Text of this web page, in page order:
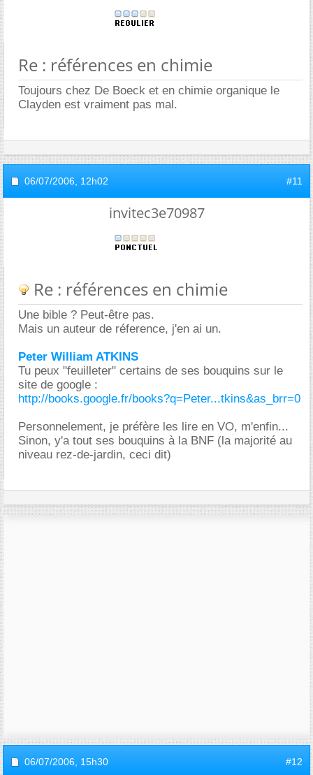
Re : références en chimie
Toujours chez De Boeck et en chimie organique le
Clayden est vraiment pas mal.
06/07/2006, 12h02 #11
invitec3e70987
Re : références en chimie
Une bible ? Peut-être pas.
Mais un auteur de réference, j'en ai un.
Peter William ATKINS
Tu peux "feuilleter" certains de ses bouquins sur le
site de google :
http://books.google.fr/books?q=Peter...tkins&as_brr=0
Personnelement, je préfère les lire en VO, m'enfin...
Sinon, y'a tout ses bouquins à la BNF (la majorité au
niveau rez-de-jardin, ceci dit)
06/07/2006, 15h30 #12